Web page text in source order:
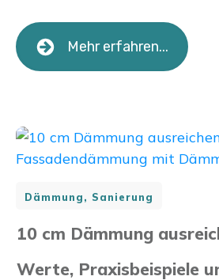
Mehr erfahren...
Dämmung, Sanierung
10 cm Dämmung
Werte, Praxisbeispiele